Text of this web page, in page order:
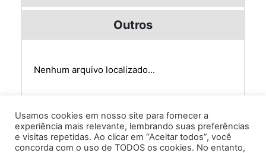
Outros
Nenhum arquivo localizado...
Usamos cookies em nosso site para fornecer a
experiência mais relevante, lembrando suas preferências
e visitas repetidas. Ao clicar em “Aceitar todos”, você
concorda com o uso de TODOS os cookies. No entanto,